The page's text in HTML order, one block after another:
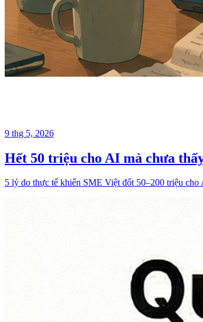
9 thg 5, 2026
Hết 50 triệu cho AI mà chưa
5 lý do thực tế khiến SME Việt đốt 50–200 triệu